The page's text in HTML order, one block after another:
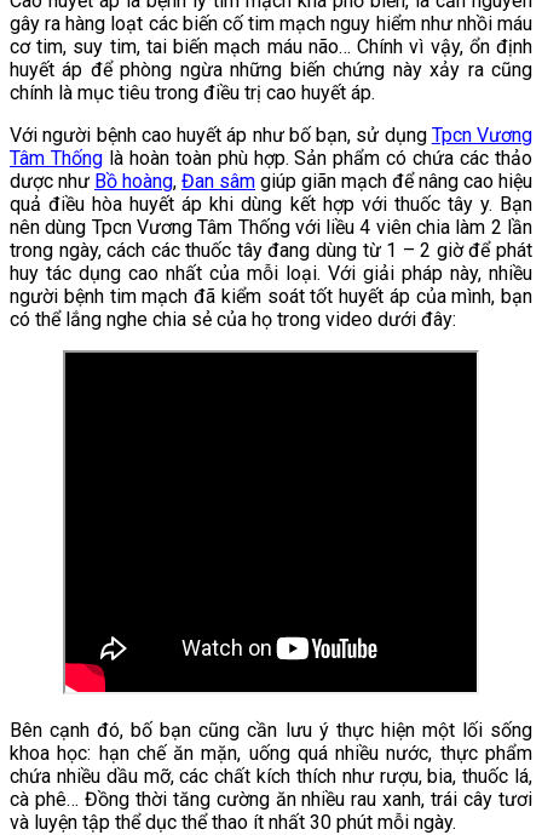
gây ra hàng loạt các biến cố tim mạch nguy hiểm như nhồi máu
cơ tim, suy tim, tai biến mạch máu não… Chính vì vậy, ổn định
huyết áp để phòng ngừa những biến chứng này xảy ra cũng
chính là mục tiêu trong điều trị cao huyết áp.
Với người bệnh cao huyết áp như bố bạn, sử dụng Tpcn Vương
Tâm Thốnglà hoàn toàn phù hợp. Sản phẩm có chứa các thảo
dược như Bồ hoàng, Đan sâm giúp giãn mạch để nâng cao hiệu
quả điều hòa huyết áp khi dùng kết hợp với thuốc tây y. Bạn
nên dùng Tpcn Vương Tâm Thống với liều 4 viên chia làm 2 lần
trong ngày, cách các thuốc tây đang dùng từ 1 – 2 giờ để phát
huy tác dụng cao nhất của mỗi loại. Với giải pháp này, nhiều
người bệnh tim mạch đã kiểm soát tốt huyết áp của mình, bạn
có thể lắng nghe chia sẻ của họ trong video dưới đây:
Bên cạnh đó, bố bạn cũng cần lưu ý thực hiện một lối sống
khoa học: hạn chế ăn mặn, uống quá nhiều nước, thực phẩm
chứa nhiều dầu mỡ, các chất kích thích như rượu, bia, thuốc lá,
cà phê… Đồng thời tăng cường ăn nhiều rau xanh, trái cây tươi
và luyện tập thể dục thể thao ít nhất 30 phút mỗi ngày.